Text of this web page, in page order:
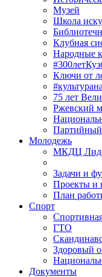
Музей
Школа
Клубная
Народные
Ключи от
75 лет
Ржевский
Партийный
Молодежь
МКДЦ
Задачи и
Проекты и
План
Спорт
ГТО
Здоровый
Документы